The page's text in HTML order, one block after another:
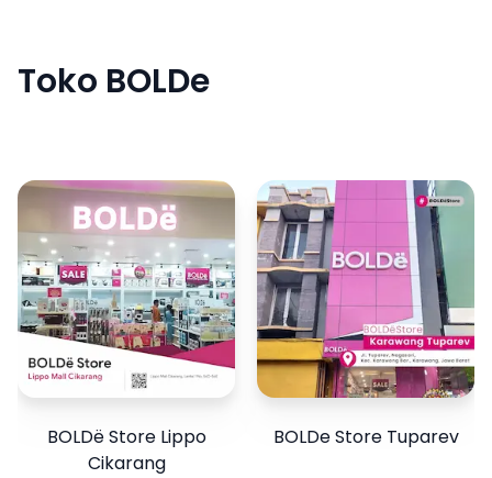
Toko BOLDe
BOLDë Store Lippo
Cikarang
BOLDe Store Tuparev